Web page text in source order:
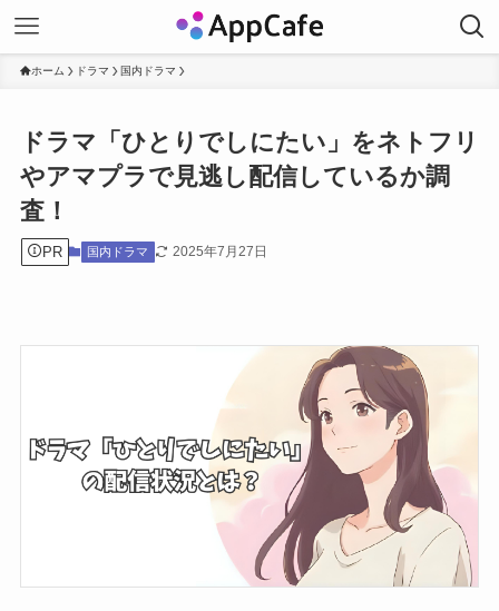
ホーム ドラマ 国内ドラマ
ドラマ「ひとりでしにたい」をネトフリ
やアマプラで見逃し配信しているか調
査！
PR 国内ドラマ 2025年7月27日